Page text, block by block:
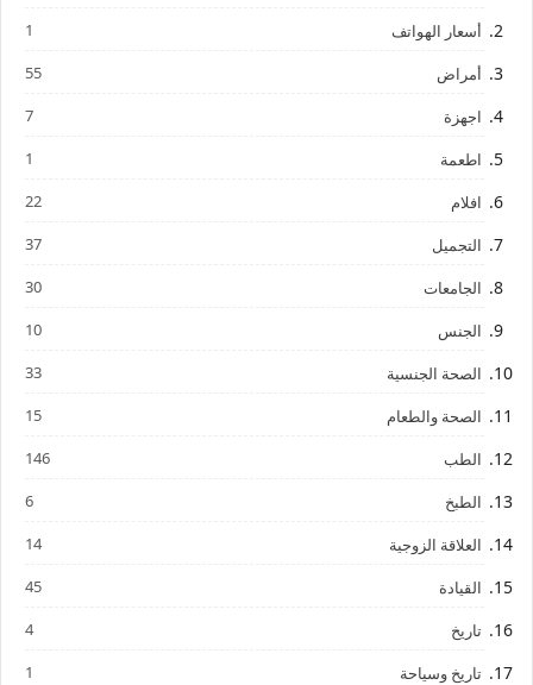
أسعار الهواتف 1
أمراض 55
اجهزة 7
اطعمة 1
افلام 22
التجميل 37
الجامعات 30
الجنس 10
الصحة الجنسية 33
الصحة والطعام 15
الطب 146
الطبخ 6
العلاقة الزوجية 14
القيادة 45
تاريخ 4
تاريخ وسياحة 1